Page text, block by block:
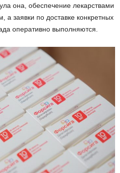
она, обеспечение лекарствами
а заявки по доставке конкретных
оперативно выполняются.